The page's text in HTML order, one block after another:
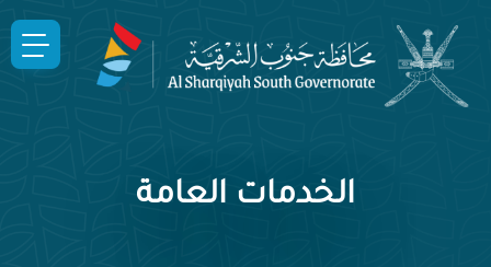
الخدمات العامة